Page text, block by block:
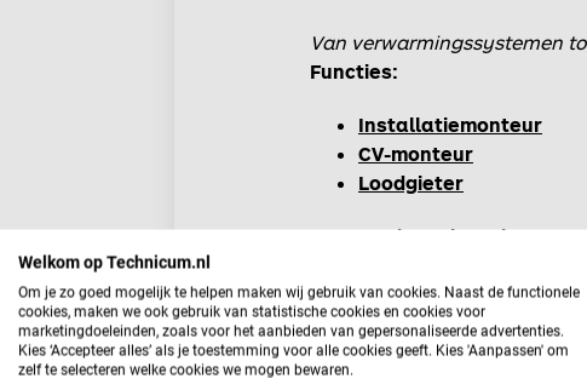
Van verwarmingssystemen
Functies:
Installatiemonteur
CV-monteur
Loodgieter
Waarom hoge baankans?
Duurzaam bouwen
Veel renovatieprojecten
Structureel tekort aan
Ideaal als je graag praktisch
Welkom op Technicum.nl
Om je zo goed mogelijk te helpen maken wij gebruik van cookies. Naast de functionele
cookies, maken we ook gebruik van statistische cookies en cookies voor
marketingdoeleinden, zoals voor het aanbieden van gepersonaliseerde advertenties.
Kies ‘Accepteer alles’ als je toestemming voor alle cookies geeft. Kies 'Aanpassen' om
zelf te selecteren welke cookies we mogen bewaren.